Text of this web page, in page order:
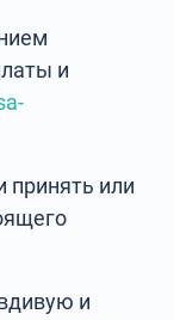
и
принять или
и